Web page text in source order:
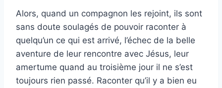
Alors, quand un compagnon les rejoint, ils sont
sans doute soulagés de pouvoir raconter à
quelqu’un ce qui est arrivé, l’échec de la belle
aventure de leur rencontre avec Jésus, leur
amertume quand au troisième jour il ne s’est
toujours rien passé. Raconter qu’il y a bien eu